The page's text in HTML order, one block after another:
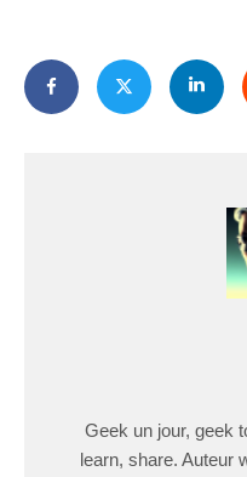
Geek un jour, geek
learn, share. Auteur